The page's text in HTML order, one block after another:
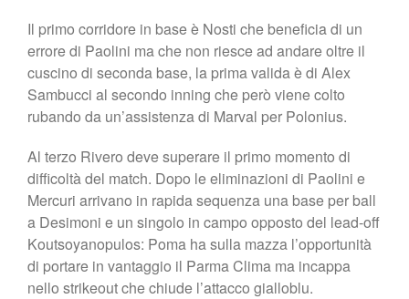
Il primo corridore in base è Nosti che beneficia di un
errore di Paolini ma che non riesce ad andare oltre il
cuscino di seconda base, la prima valida è di Alex
Sambucci al secondo inning che però viene colto
rubando da un’assistenza di Marval per Polonius.
Al terzo Rivero deve superare il primo momento di
difficoltà del match. Dopo le eliminazioni di Paolini e
Mercuri arrivano in rapida sequenza una base per ball
a Desimoni e un singolo in campo opposto del lead-off
Koutsoyanopulos: Poma ha sulla mazza l’opportunità
di portare in vantaggio il Parma Clima ma incappa
nello strikeout che chiude l’attacco gialloblu.